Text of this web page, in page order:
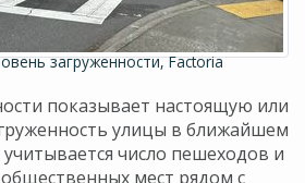
загруженности, Factoria
показывает настоящую или
улицы в ближайшем
число пешеходов и
мест рядом с